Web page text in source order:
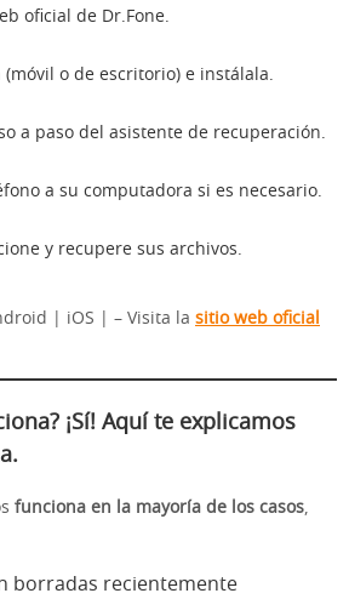
oficial de Dr.Fone.
(móvil o de escritorio) e instálala.
a paso del asistente de recuperación.
a su computadora si es necesario.
y recupere sus archivos.
| iOS | – Visita la sitio web oficial
¡Sí! Aquí te explicamos
funciona en la mayoría de los casos
borradas recientemente